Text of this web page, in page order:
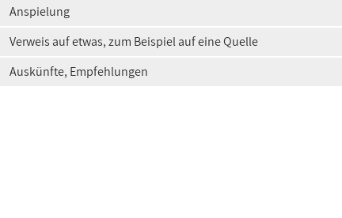
Anspielung
Verweis auf etwas, zum Beispiel auf eine Quelle
Auskünfte, Empfehlungen